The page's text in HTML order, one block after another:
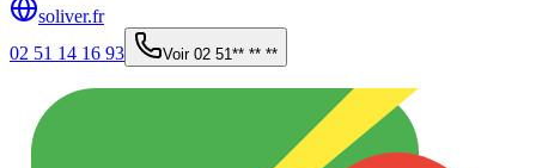
soliver.fr
02 51 14 16 93
Voir 02 51** ** **